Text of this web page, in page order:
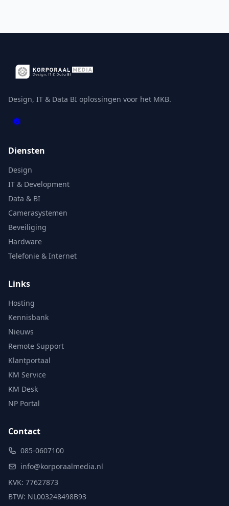
Design, IT & Data BI oplossingen voor het MKB.
Diensten
Design
IT & Development
Data & BI
Camerasystemen
Beveiliging
Hardware
Telefonie & Internet
Links
Hosting
Kennisbank
Nieuws
Remote Support
Klantportaal
KM Service
KM Desk
NP Portal
Contact
085-0607100
info@korporaalmedia.nl
KVK: 77627873
BTW: NL003248498B93